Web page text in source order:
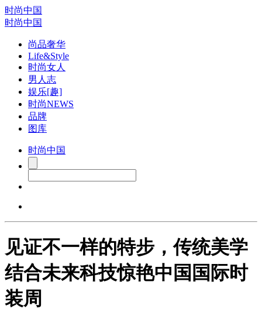
时尚中国
时尚中国
尚品奢华
Life&Style
时尚女人
男人志
娱乐[趣]
时尚NEWS
品牌
图库
时尚中国
见证不一样的特步，传统美学
结合未来科技惊艳中国国际时
装周